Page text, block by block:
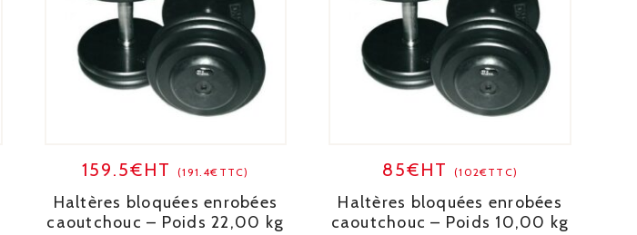
159.5€HT(191.4€TTC)
Haltères bloquées enrobées
caoutchouc – Poids 22,00 kg
85€HT(102€TTC)
Haltères bloquées enrobées
caoutchouc – Poids 10,00 kg